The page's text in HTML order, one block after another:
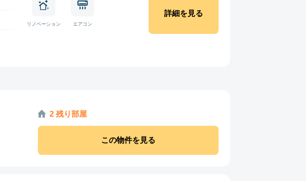
リノベーション エアコン
詳細を見る
2 残り部屋
この物件を見る